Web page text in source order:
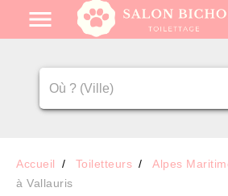
Accueil Toiletteurs Alpes
à Vallauris